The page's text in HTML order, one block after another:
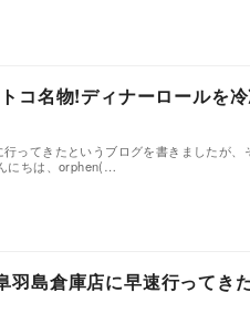
コ名物!ディナーロールを
ってきたというブログを書きましたが、
にちは、orphen(…
島倉庫店に早速行ってき